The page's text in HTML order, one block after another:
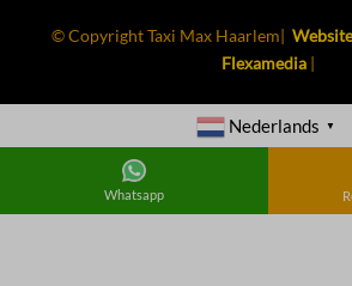
© Copyright Taxi Max Haarlem|
Flexamedia |
Nederlands ▼
Whatsapp